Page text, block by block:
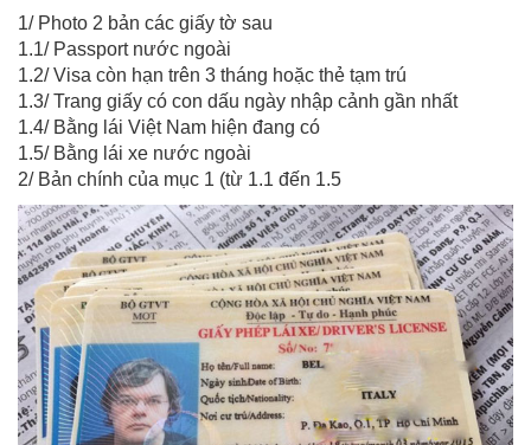
1/ Photo 2 bản các giấy tờ sau
1.1/ Passport nước ngoài
1.2/ Visa còn hạn trên 3 tháng hoặc thẻ tạm trú
1.3/ Trang giấy có con dấu ngày nhập cảnh gần nhất
1.4/ Bằng lái Việt Nam hiện đang có
1.5/ Bằng lái xe nước ngoài
2/ Bản chính của mục 1 (từ 1.1 đến 1.5